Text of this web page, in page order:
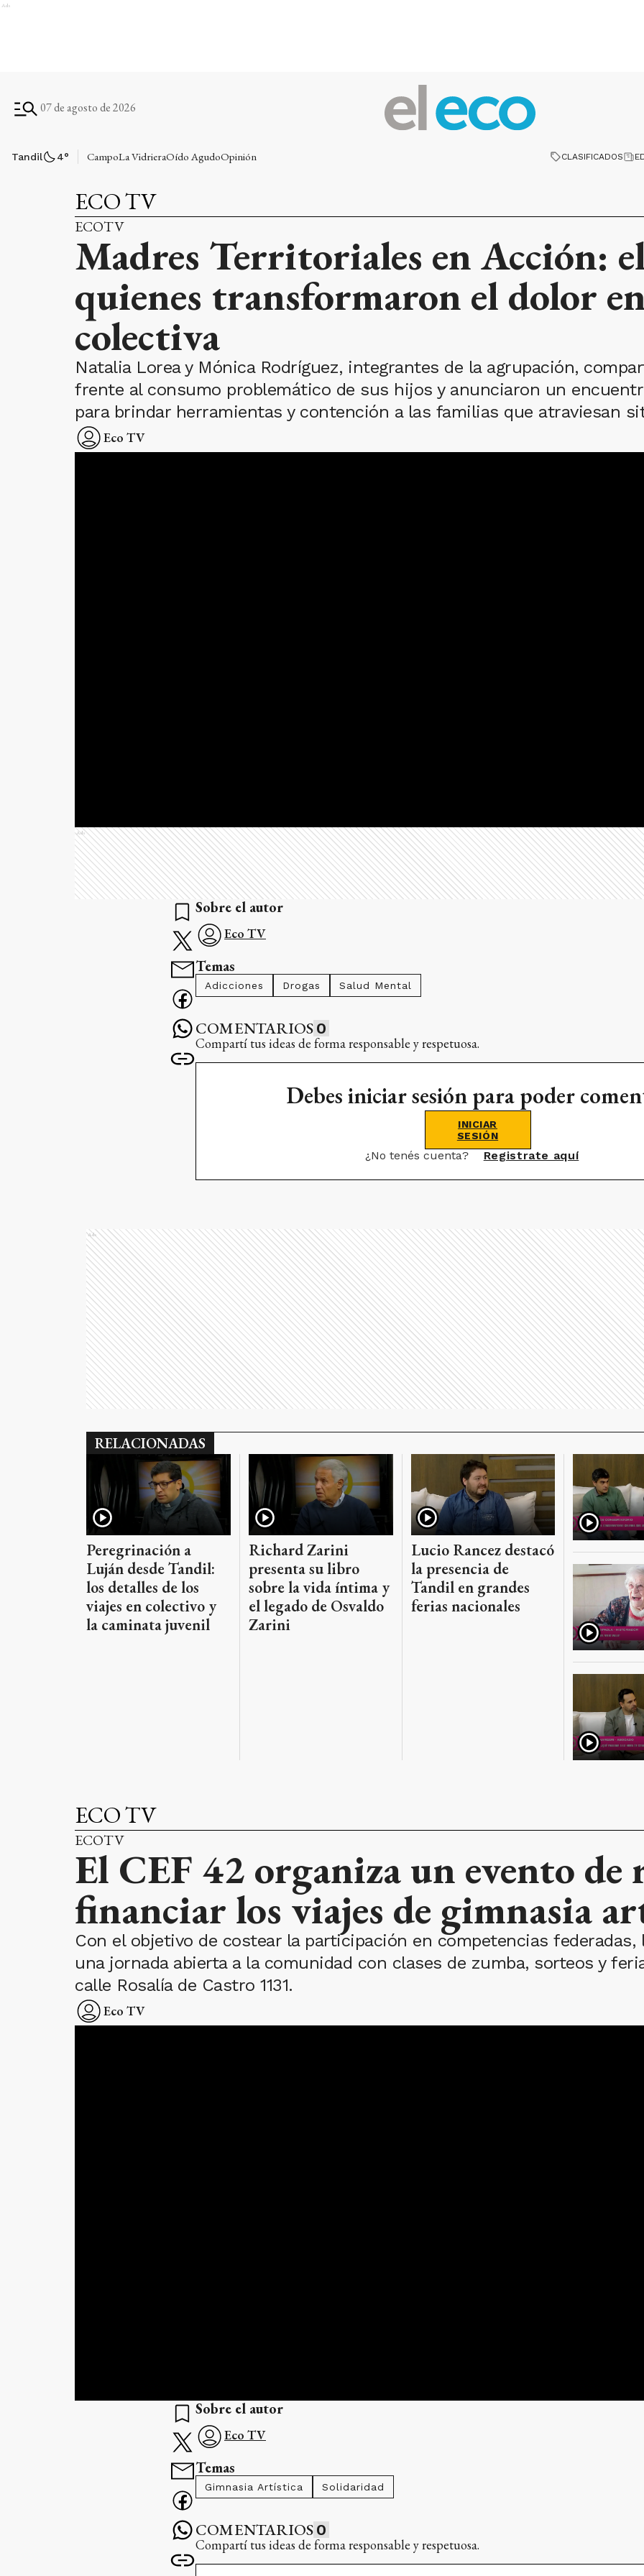
Ads
07 de agosto de 2026
Tandil 4° CampoLa VidrieraOído AgudoOpinión CLASIFICADOS
ECO TV
ECOTV
Madres Territoriales en Acción:
quienes transformaron el dolor
colectiva
Natalia Lorea y Mónica Rodríguez, integrantes de la agrupación,
frente al consumo problemático de sus hijos y anunciaron un
para brindar herramientas y contención a las familias que atraviesan
Eco TV
Ads
Sobre el autor
Eco TV
Temas
Adicciones Drogas Salud Mental
COMENTARIOS 0
Compartí tus ideas de forma responsable y respetuosa.
Debes iniciar sesión para poder
INICIAR
SESIÓN
¿No tenés cuenta? Registrate aquí
Ads
RELACIONADAS
Peregrinación a
Luján desde Tandil:
los detalles de los
viajes en colectivo y
la caminata juvenil
Richard Zarini
presenta su libro
sobre la vida íntima y
el legado de Osvaldo
Zarini
Lucio Rancez destacó
la presencia de
Tandil en grandes
ferias nacionales
ECO TV
ECOTV
El CEF 42 organiza un evento
financiar los viajes de gimnasia
Con el objetivo de costear la participación en competencias
una jornada abierta a la comunidad con clases de zumba, sorteos y
calle Rosalía de Castro 1131.
Eco TV
Sobre el autor
Eco TV
Temas
Gimnasia Artística Solidaridad
COMENTARIOS 0
Compartí tus ideas de forma responsable y respetuosa.